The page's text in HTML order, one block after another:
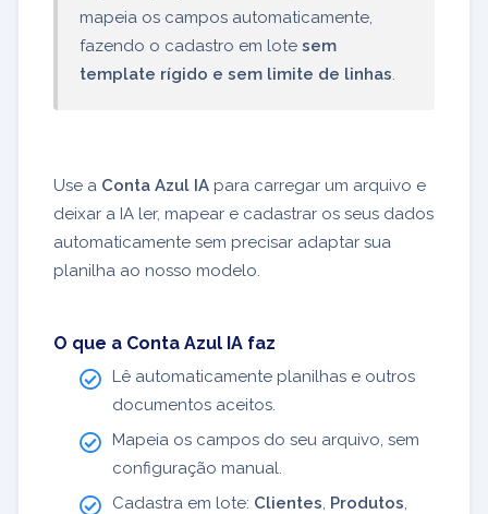
mapeia os campos automaticamente,
fazendo o cadastro em lote sem
template rígido e sem limite de linhas.
Use a Conta Azul IA para carregar um arquivo e
deixar a IA ler, mapear e cadastrar os seus dados
automaticamente sem precisar adaptar sua
planilha ao nosso modelo.
O que a Conta Azul IA faz
Lê automaticamente planilhas e outros
documentos aceitos.
Mapeia os campos do seu arquivo, sem
configuração manual.
Cadastra em lote: Clientes Produtos